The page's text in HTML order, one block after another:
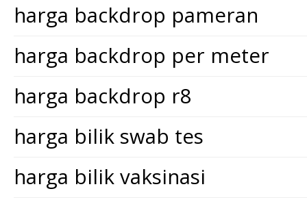
harga backdrop pameran
harga backdrop per meter
harga backdrop r8
harga bilik swab tes
harga bilik vaksinasi